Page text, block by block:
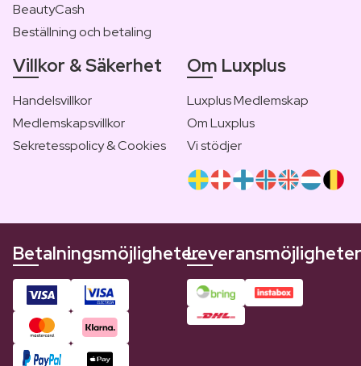
BeautyCash
Beställning och betaling
Villkor & Säkerhet
Handelsvillkor
Medlemskapsvillkor
Sekretesspolicy & Cookies
Om Luxplus
Luxplus Medlemskap
Om Luxplus
Vi stödjer
BetalningsmöjligheterLeveransmöjligheter